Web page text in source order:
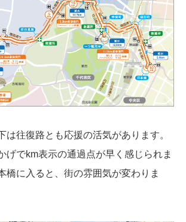
は往復路とも応援の活気があります。
げでkm表示の通過点が早く感じられま
橋に入ると、街の雰囲気が変わりま